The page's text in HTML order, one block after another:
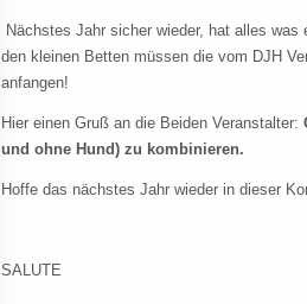
Nächstes Jahr sicher wieder, hat alles
den kleinen Betten müssen die vom DJH
anfangen!
Hier einen Gruß an die Beiden Veranstalter:
und ohne Hund) zu kombinieren.
Hoffe das nächstes Jahr wieder in dieser
SALUTE